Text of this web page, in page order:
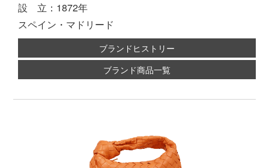
設 立：1872年
スペイン・マドリード
ブランドヒストリー
ブランド商品一覧